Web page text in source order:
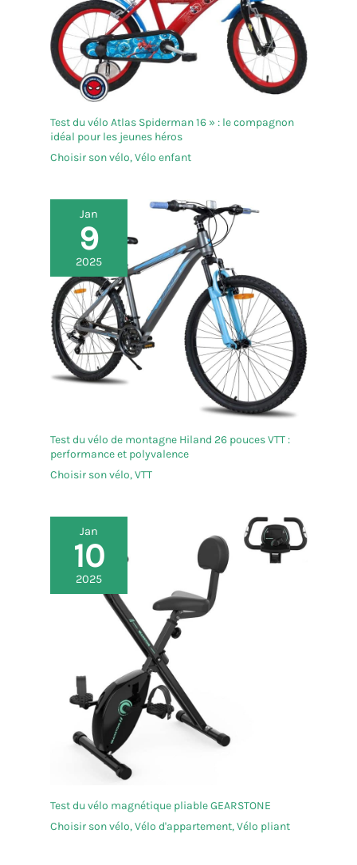
Test du vélo Atlas Spiderman 16 » : le compagnon
idéal pour les jeunes héros
Choisir son vélo,Vélo enfant
Jan
9
2025
Test du vélo de montagne Hiland 26 pouces VTT :
performance et polyvalence
Choisir son vélo,VTT
Jan
10
2025
Test du vélo magnétique pliable GEARSTONE
Choisir son vélo,Vélo d'appartement,Vélo pliant